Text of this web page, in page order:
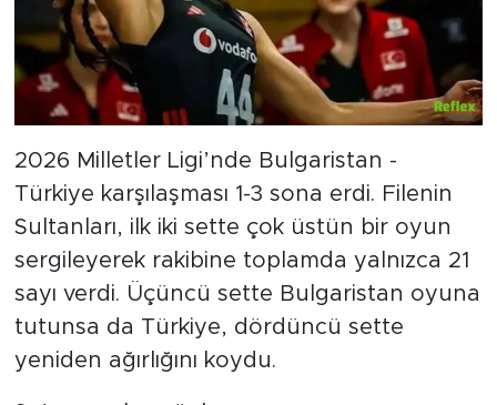
2026 Milletler Ligi’nde Bulgaristan -
Türkiye karşılaşması 1-3 sona erdi. Filenin
Sultanları, ilk iki sette çok üstün bir oyun
sergileyerek rakibine toplamda yalnızca 21
sayı verdi. Üçüncü sette Bulgaristan oyuna
tutunsa da Türkiye, dördüncü sette
yeniden ağırlığını koydu.